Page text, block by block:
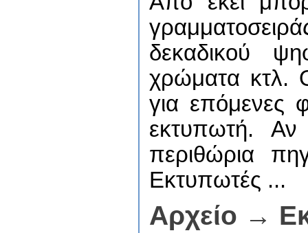
δεκαδικού
χρώματα κτλ.
για επόμενες
εκτυπωτή. Αν
περιθώρια
Εκτυπωτές ...
Αρχείο →